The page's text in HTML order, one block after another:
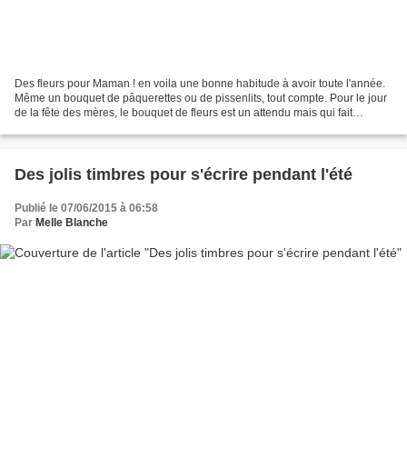
Des fleurs pour Maman ! en voila une bonne habitude à avoir toute l'année.
Même un bouquet de pâquerettes ou de pissenlits, tout compte. Pour le jour
de la fête des mères, le bouquet de fleurs est un attendu mais qui fait
Des jolis timbres pour s'écrire pendant l'été
Publié le 07/06/2015 à 06:58
Par Melle Blanche